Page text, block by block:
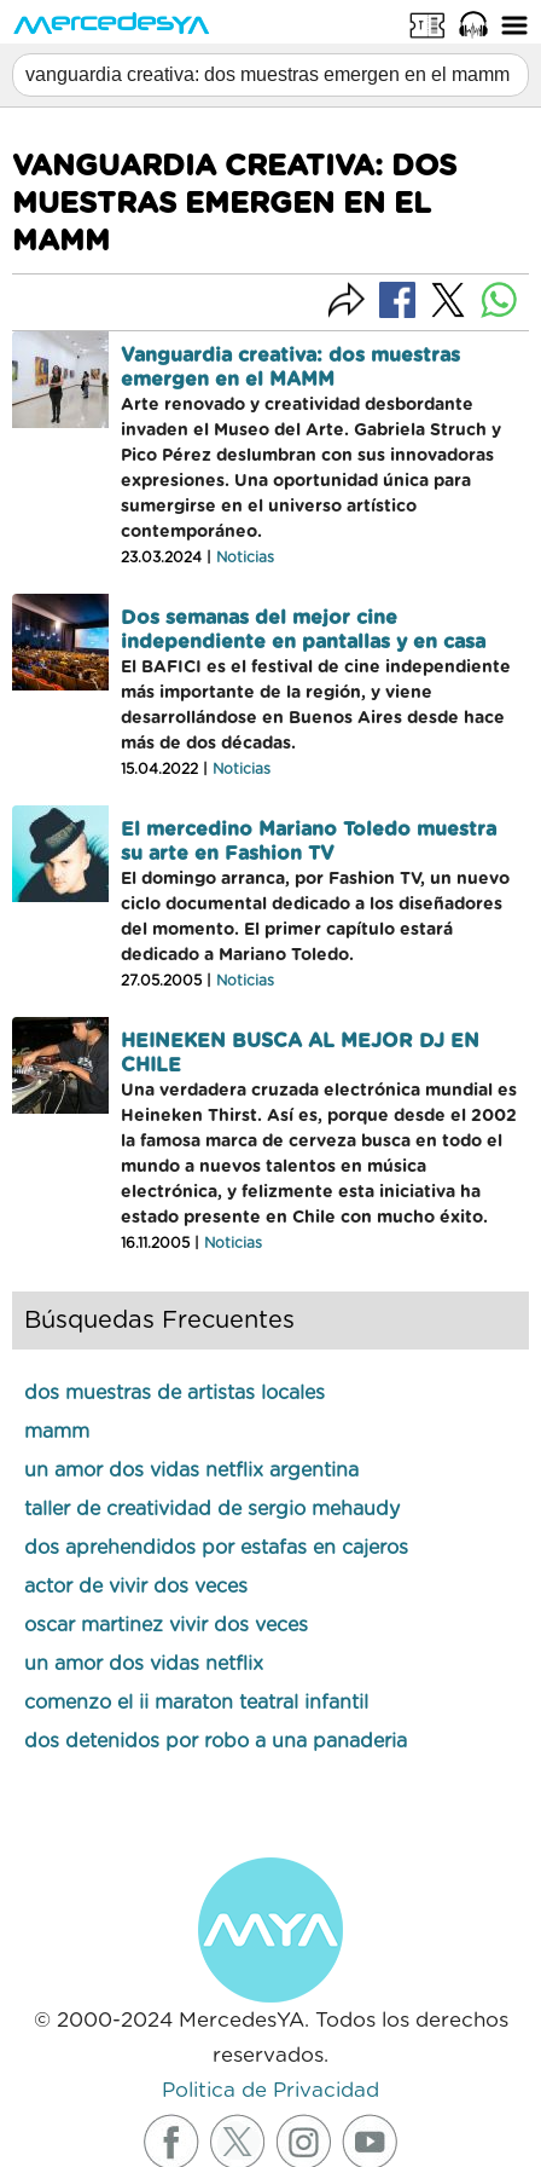
VANGUARDIA CREATIVA: DOS
MUESTRAS EMERGEN EN EL
MAMM
Vanguardia creativa: dos muestras
emergen en el MAMM
Arte renovado y creatividad desbordante
invaden el Museo del Arte. Gabriela Struch y
Pico Pérez deslumbran con sus innovadoras
expresiones. Una oportunidad única para
sumergirse en el universo artístico
contemporáneo.
23.03.2024 | Noticias
Dos semanas del mejor cine
independiente en pantallas y en casa
El BAFICI es el festival de cine independiente
más importante de la región, y viene
desarrollándose en Buenos Aires desde hace
más de dos décadas.
15.04.2022 | Noticias
El mercedino Mariano Toledo muestra
su arte en Fashion TV
El domingo arranca, por Fashion TV, un nuevo
ciclo documental dedicado a los diseñadores
del momento. El primer capítulo estará
dedicado a Mariano Toledo.
27.05.2005 | Noticias
HEINEKEN BUSCA AL MEJOR DJ EN
CHILE
Una verdadera cruzada electrónica mundial es
Heineken Thirst. Así es, porque desde el 2002
la famosa marca de cerveza busca en todo el
mundo a nuevos talentos en música
electrónica, y felizmente esta iniciativa ha
estado presente en Chile con mucho éxito.
16.11.2005 | Noticias
Búsquedas Frecuentes
dos muestras de artistas locales
mamm
un amor dos vidas netflix argentina
taller de creatividad de sergio mehaudy
dos aprehendidos por estafas en cajeros
actor de vivir dos veces
oscar martinez vivir dos veces
un amor dos vidas netflix
comenzo el ii maraton teatral infantil
dos detenidos por robo a una panaderia
© 2000-2024 MercedesYA. Todos los derechos
reservados.
Politica de Privacidad